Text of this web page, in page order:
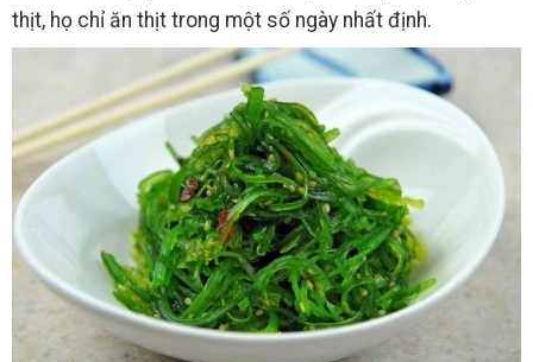
thịt, họ chỉ ăn thịt trong một số ngày nhất định.